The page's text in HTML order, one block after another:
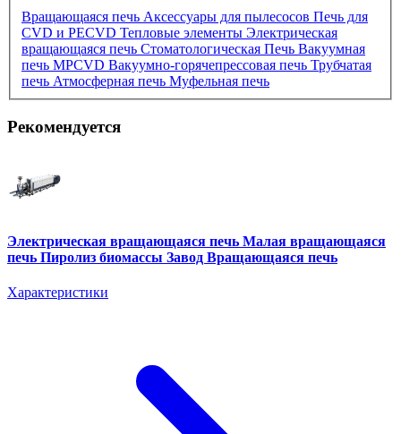
Вращающаяся печь Аксессуары для пылесосов Печь для
CVD и PECVD Тепловые элементы Электрическая
вращающаяся печь Стоматологическая Печь Вакуумная
печь MPCVD Вакуумно-горячепрессовая печь Трубчатая
печь Атмосферная печь Муфельная печь
Рекомендуется
Электрическая вращающаяся печь Малая вращающаяся
печь Пиролиз биомассы Завод Вращающаяся печь
Характеристики